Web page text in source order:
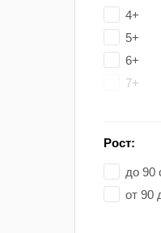
4+
5+
6+
7+
Рост:
до 90
от 90